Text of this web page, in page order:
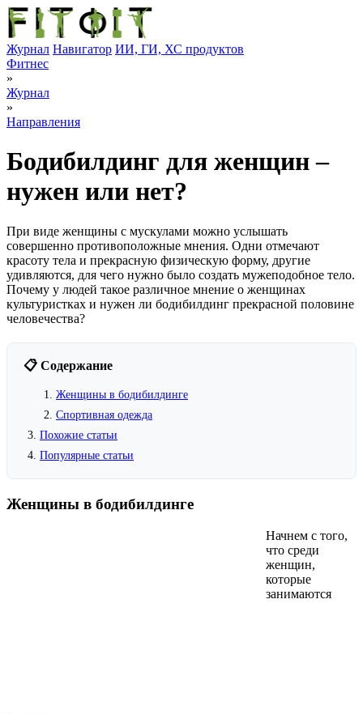
Журнал Навигатор ИИ, ГИ, ХС продуктов
Фитнес
»
Журнал
»
Направления
Бодибилдинг для женщин –
нужен или нет?
При виде женщины с мускулами можно услышать
совершенно противоположные мнения. Одни отмечают
красоту тела и прекрасную физическую форму, другие
удивляются, для чего нужно было создать мужеподобное тело.
Почему у людей такое различное мнение о женщинах
культуристках и нужен ли бодибилдинг прекрасной половине
человечества?
📋 Содержание
Женщины в бодибилдинге
Спортивная одежда
Похожие статьи
Популярные статьи
Женщины в бодибилдинге
Начнем с того,
что среди
женщин,
которые
занимаются